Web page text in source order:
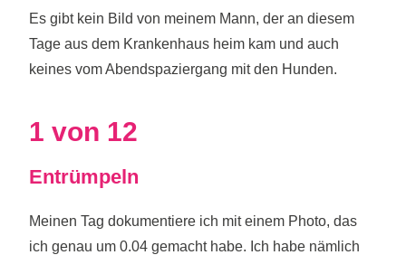
Es gibt kein Bild von meinem Mann, der an diesem
Tage aus dem Krankenhaus heim kam und auch
keines vom Abendspaziergang mit den Hunden.
1 von 12
Entrümpeln
Meinen Tag dokumentiere ich mit einem Photo, das
ich genau um 0.04 gemacht habe. Ich habe nämlich